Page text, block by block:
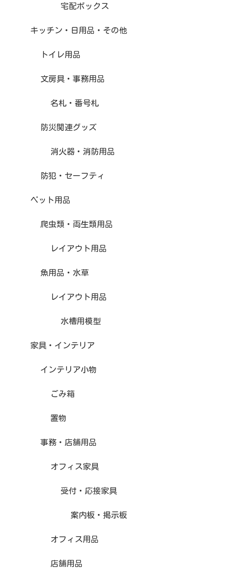
宅配ボックス
キッチン・日用品・その他
トイレ用品
文房具・事務用品
名札・番号札
防災関連グッズ
消火器・消防用品
防犯・セーフティ
ペット用品
爬虫類・両生類用品
レイアウト用品
魚用品・水草
レイアウト用品
水槽用模型
家具・インテリア
インテリア小物
ごみ箱
置物
事務・店舗用品
オフィス家具
受付・応接家具
案内板・掲示板
オフィス用品
店舗用品